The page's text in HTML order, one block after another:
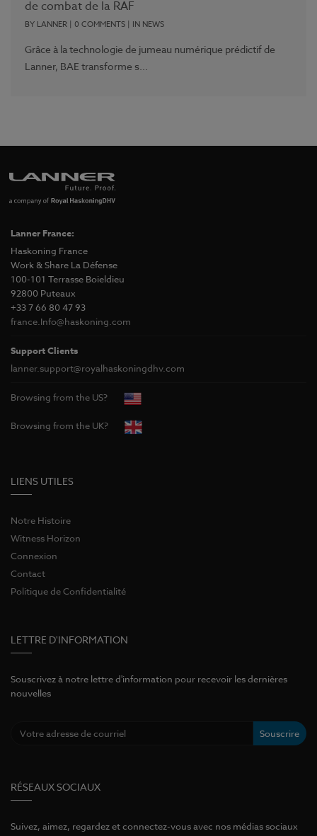
de combat de la RAF
BY LANNER | 0 COMMENTS | IN NEWS
Grâce à la technologie de jumeau numérique prédictif de
Lanner, BAE transforme s...
Lanner France:
Haskoning France
Work & Share La Défense
100-101 Terrasse Boieldieu
92800 Puteaux
+33 7 66 80 47 93
france.Info@haskoning.com
Support Clients
lanner.support@royalhaskoningdhv.com
Browsing from the US?
Browsing from the UK?
LIENS UTILES
Notre Histoire
Witness Horizon
Connexion
Contact
Politique de Confidentialité
LETTRE D'INFORMATION
Souscrivez à notre lettre d'information pour recevoir les dernières
nouvelles
Souscrire
RÉSEAUX SOCIAUX
Suivez, aimez, regardez et connectez-vous avec nos médias sociaux